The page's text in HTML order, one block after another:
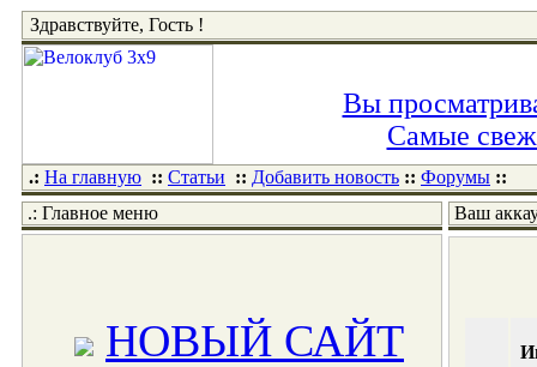
Здравствуйте, Гость !
Вы
Самые
.: На главную :: Статьи :: Добавить новость :: Форумы ::
.: Главное меню
НОВЫЙ САЙТ
Ваш